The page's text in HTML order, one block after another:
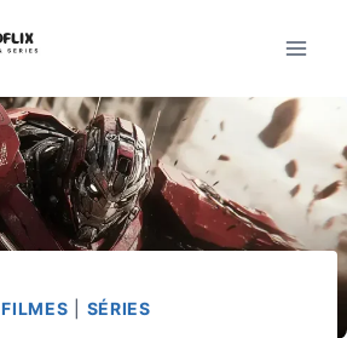
FILMES SÉRIES